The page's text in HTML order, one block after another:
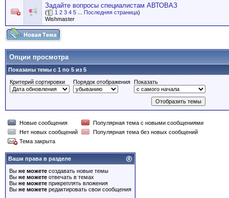
Задайте вопросы специалистам АВТОВАЗ
( 1 2 3 4 5 Последняя страница)
Wishmaster
Опции просмотра
Показаны темы с 1 по 5 из 5
Критерий сортировки
Порядок отображения Показать
Новые сообщения
Популярная тема с новыми сообщениями
Нет новых сообщений
Популярная тема без новых сообщений
Тема закрыта
Ваши права в разделе
Вы не можете создавать новые темы
Вы не можете отвечать в темах
Вы не можете прикреплять вложения
Вы не можете редактировать свои сообщения